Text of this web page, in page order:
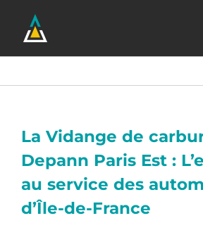
contenu
La Vidange de
Depann Paris Est :
au service des
d’Île-de-France